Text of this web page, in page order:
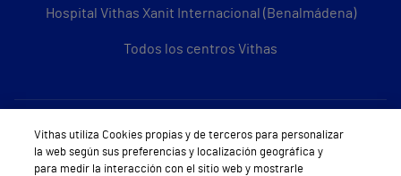
Hospital Vithas Xanit Internacional (Benalmádena)
Todos los centros Vithas
Sobre Vithas
Quiénes somos
Vithas utiliza Cookies propias y de terceros para personalizar
la web según sus preferencias y localización geográfica y
para medir la interacción con el sitio web y mostrarle